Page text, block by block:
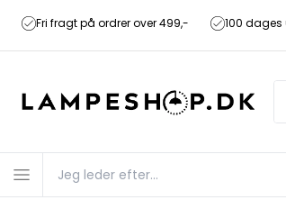
Fri fragt på ordrer over 499,- 100 dages